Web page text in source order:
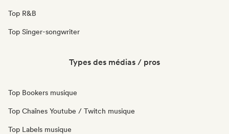
Top R&B
Top Singer-songwriter
Types des médias / pros
Top Bookers musique
Top Chaînes Youtube / Twitch musique
Top Labels musique